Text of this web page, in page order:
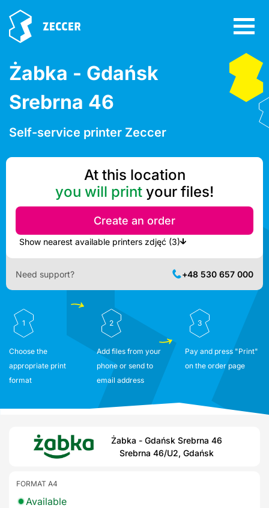
Żabka - Gdańsk
Srebrna 46
Self-service printer Zeccer
At this location
you will print your files!
Create an order
Show nearest available printers zdjęć (3)
Need support? +48 530 657 000
1
Choose the
appropriate print
format
2
Add files from your
phone or send to
email address
3
Pay and press "Print"
on the order page
Żabka - Gdańsk Srebrna 46
Srebrna 46/U2, Gdańsk
FORMAT A4
Available